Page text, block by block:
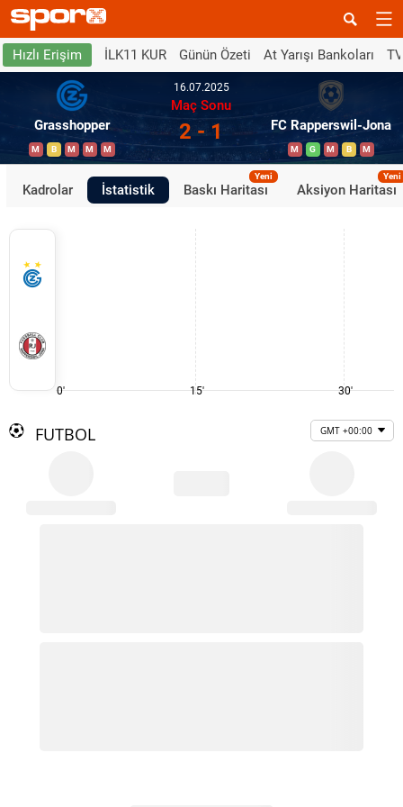
Hızlı Erişim İLK11 KUR Günün Özeti At Yarışı Bankoları
Grasshopper
M B M M M
16.07.2025
Maç Sonu
2 - 1 FC Rapperswil-Jona
M G M B M
Kadrolar İstatistik Baskı Haritası
Yeni
Aksiyon Haritası
Yeni
0' 15' 30'
FUTBOL GMT +00:00